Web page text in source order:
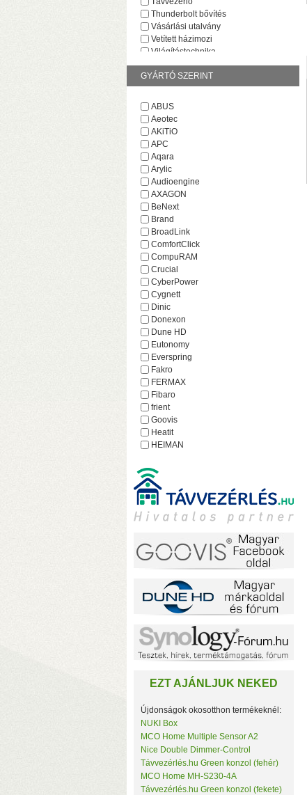
Thunderbolt bővítés
Vásárlási utalvány
Vetített házimozi
Világítástechnika
GYÁRTÓ SZERINT
ABUS
Aeotec
AKiTiO
APC
Aqara
Arylic
Audioengine
AXAGON
BeNext
Brand
BroadLink
ComfortClick
CompuRAM
Crucial
CyberPower
Cygnett
Dinic
Donexon
Dune HD
Eutonomy
Everspring
Fakro
FERMAX
Fibaro
frient
Goovis
Heatit
HEIMAN
iEAST
Imperial
Incipio
Lejátszó.hu
Lince
Mean Well
MOHAnet
Nabu Casa
NEO
NEON
Nice
Noname
NorStone
NorthQ
Omega Optical
OWC
Philio Technology
Poly Control
Popp
Qubino
Remotec
Seagate
EZT AJÁNLJUK NEKED
Újdonságok okosotthon termékeknél:
NUKI Box
MCO Home Multiple Sensor A2
Nice Double Dimmer-Control
Távvezérlés.hu Green konzol (fehér)
MCO Home MH-S230-4A
Távvezérlés.hu Green konzol (fekete)